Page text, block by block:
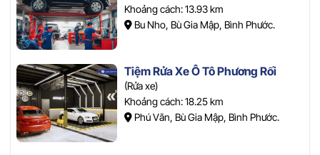
Khoảng cách: 13.93 km
Bu Nho, Bù Gia Mập, Bình Phước.
Tiệm Rửa Xe Ô Tô Phương Rối
(Rửa xe)
Khoảng cách: 18.25 km
Phú Văn, Bù Gia Mập, Bình Phước.